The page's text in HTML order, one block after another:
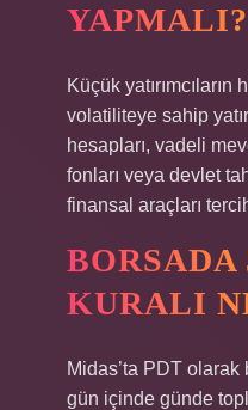
YAPMALI?
Küçük
volatiliteye sahip
hesapları, vadeli
fonları veya devlet
finansal araçları
BORSADA
KURALI
Midas’ta PDT olarak
gün içinde günde